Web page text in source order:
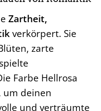
Zartheit,
verkörpert. Sie
zarte
Farbe Hellrosa
um deinen
und verträumte